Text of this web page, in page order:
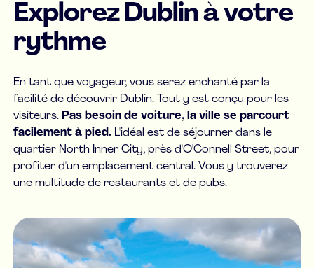
Explorez Dublin à votre
rythme
En tant que voyageur, vous serez enchanté par la
facilité de découvrir Dublin. Tout y est conçu pour les
visiteurs. Pas besoin de voiture, la ville se parcourt
facilement à pied. L'idéal est de séjourner dans le
quartier North Inner City, près d'O'Connell Street, pour
profiter d'un emplacement central. Vous y trouverez
une multitude de restaurants et de pubs.